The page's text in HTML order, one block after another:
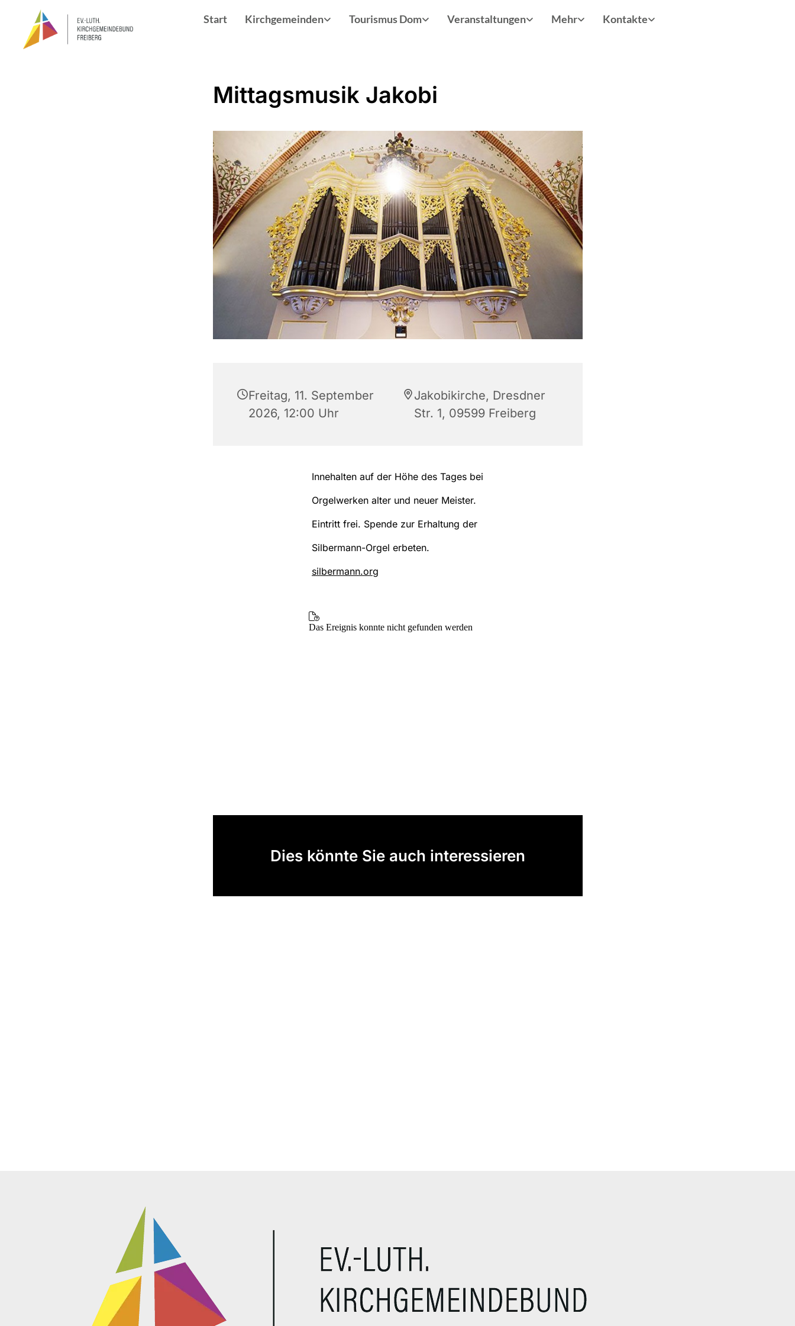
Start Kirchgemeinden Tourismus Dom Veranstaltungen Mehr Kontakte
Mittagsmusik Jakobi
Freitag, 11. September
2026, 12:00 Uhr
Jakobikirche, Dresdner
Str. 1, 09599 Freiberg
Innehalten auf der Höhe des Tages bei
Orgelwerken alter und neuer Meister.
Eintritt frei. Spende zur Erhaltung der
Silbermann-Orgel erbeten.
silbermann.org
Dies könnte Sie auch interessieren